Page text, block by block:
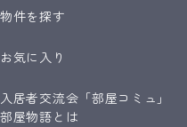
物件を探す
お気に入り
入居者交流会「部屋コミュ」
部屋物語とは